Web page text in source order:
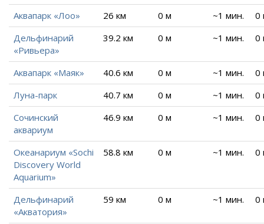
Аквапарк «Лоо» 26 км 0 м ~1 мин.
0
Дельфинарий
«Ривьера»
39.2 км 0 м ~1 мин. 0
Аквапарк «Маяк» 40.6 км 0 м ~1 мин.
0
Луна-парк
40.7 км 0 м ~1 мин.
0
Сочинский
аквариум
46.9 км 0 м ~1 мин. 0
Океанариум «Sochi
Discovery World
Aquarium»
58.8 км 0 м ~1 мин. 0
Дельфинарий
«Акватория»
59 км 0 м ~1 мин. 0